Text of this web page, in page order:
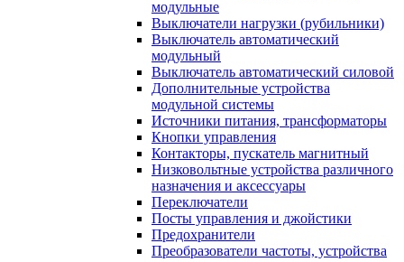
модульные
Выключатели нагрузки (рубильники)
Выключатель автоматический
модульный
Выключатель автоматический силовой
Дополнительные устройства
модульной системы
Источники питания, трансформаторы
Кнопки управления
Контакторы, пускатель магнитный
Низковольтные устройства различного
назначения и аксессуары
Переключатели
Посты управления и джойстики
Предохранители
Преобразователи частоты, устройства